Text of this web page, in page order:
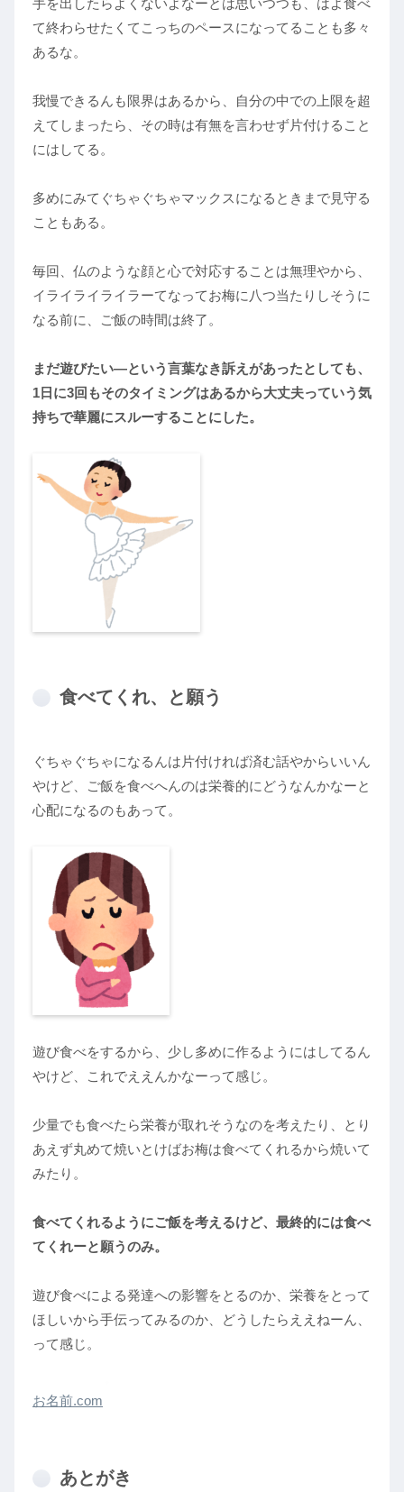
手を出したらよくないよなーとは思いつつも、はよ食べ
て終わらせたくてこっちのペースになってることも多々
あるな。
我慢できるんも限界はあるから、自分の中での上限を超
えてしまったら、その時は有無を言わせず片付けること
にはしてる。
多めにみてぐちゃぐちゃマックスになるときまで見守る
こともある。
毎回、仏のような顔と心で対応することは無理やから、
イライライライラーてなってお梅に八つ当たりしそうに
なる前に、ご飯の時間は終了。
まだ遊びたい―という言葉なき訴えがあったとしても、
1日に3回もそのタイミングはあるから大丈夫っていう気
持ちで華麗にスルーすることにした。
食べてくれ、と願う
ぐちゃぐちゃになるんは片付ければ済む話やからいいん
やけど、ご飯を食べへんのは栄養的にどうなんかなーと
心配になるのもあって。
遊び食べをするから、少し多めに作るようにはしてるん
やけど、これでええんかなーって感じ。
少量でも食べたら栄養が取れそうなのを考えたり、とり
あえず丸めて焼いとけばお梅は食べてくれるから焼いて
みたり。
食べてくれるようにご飯を考えるけど、最終的には食べ
てくれーと願うのみ。
遊び食べによる発達への影響をとるのか、栄養をとって
ほしいから手伝ってみるのか、どうしたらええねーん、
って感じ。
お名前.com
あとがき